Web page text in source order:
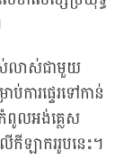
ស់លាស់ជាមួយ
ការផ្ទេរទៅកាន់
ពូលអង់គ្លេស
កីឡាកររូបនេះ។